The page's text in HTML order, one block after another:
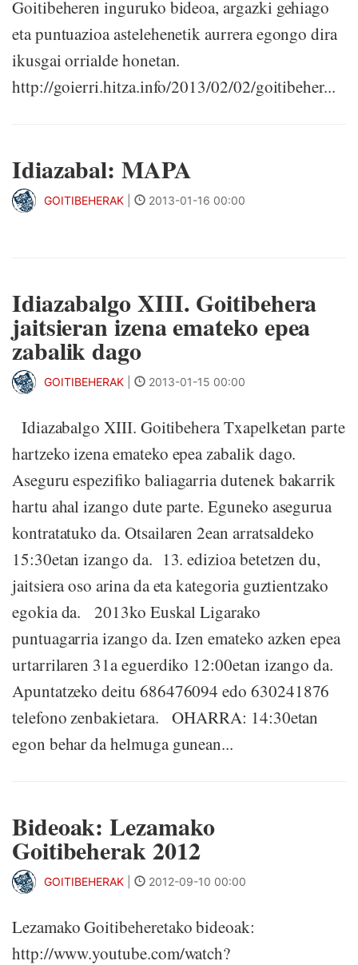
Goitibeheren inguruko bideoa, argazki gehiago
eta puntuazioa astelehenetik aurrera egongo dira
ikusgai orrialde honetan.
http://goierri.hitza.info/2013/02/02/goitibeher...
Idiazabal: MAPA
GOITIBEHERAK 2013-01-16 00:00
Idiazabalgo XIII. Goitibehera
jaitsieran izena emateko epea
zabalik dago
GOITIBEHERAK 2013-01-15 00:00
Idiazabalgo XIII. Goitibehera Txapelketan parte
hartzeko izena emateko epea zabalik dago.
Aseguru espezifiko baliagarria dutenek bakarrik
hartu ahal izango dute parte. Eguneko asegurua
kontratatuko da. Otsailaren 2ean arratsaldeko
15:30etan izango da. 13. edizioa betetzen du,
jaitsiera oso arina da eta kategoria guztientzako
egokia da. 2013ko Euskal Ligarako
puntuagarria izango da. Izen emateko azken epea
urtarrilaren 31a eguerdiko 12:00etan izango da.
Apuntatzeko deitu 686476094 edo 630241876
telefono zenbakietara. OHARRA: 14:30etan
egon behar da helmuga gunean...
Bideoak: Lezamako
Goitibeherak 2012
GOITIBEHERAK 2012-09-10 00:00
Lezamako Goitibeheretako bideoak:
http://www.youtube.com/watch?